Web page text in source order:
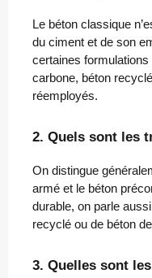
Le béton classique
du ciment et de son
certaines
carbone, béton
réemployés.
2. Quels sont les
On distingue
armé et le béton
durable, on parle
recyclé ou de béton
3. Quelles sont